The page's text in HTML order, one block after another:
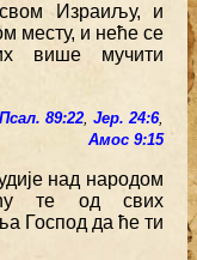
Израиљу, и
месту, и неће се
више мучити
Псал. 89:22, Јер. 24:6,
Амос 9:15
над народом
те од свих
Господ да ће ти